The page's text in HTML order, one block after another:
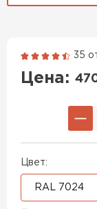
35
Цена:
Цвет:
RAL 7024